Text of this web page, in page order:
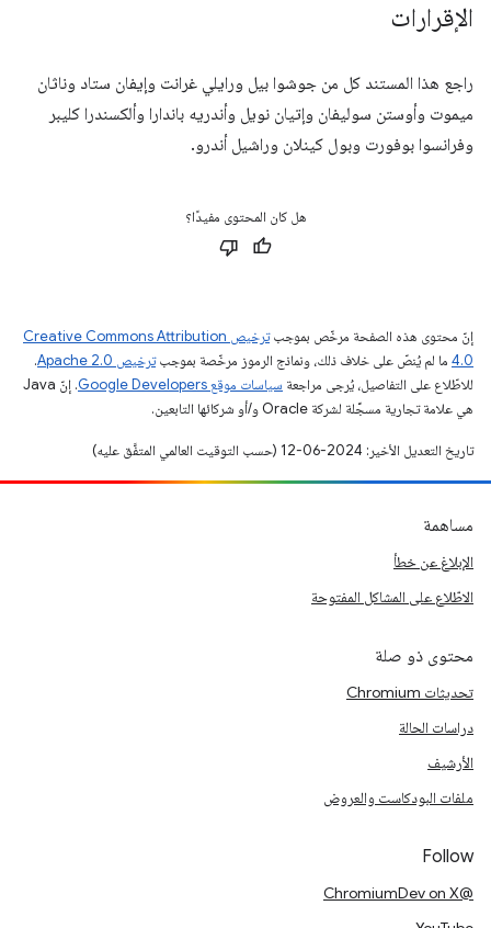
الإقرارات
راجع هذا المستند كل من جوشوا بيل ورايلي غرانت وإيفان ستاد وناثان
ميموت وأوستن سوليفان وإتيان نويل وأندريه باندارا وألكسندرا كليبر
وفرانسوا بوفورت وبول كينلان وراشيل أندرو.
هل كان المحتوى مفيدًا؟
إنّ محتوى هذه الصفحة مرخّص بموجب
ترخيص Creative Commons Attribution
4.0‏ ما لم يُنصّ على خلاف ذلك، ونماذج الرموز مرخّصة بموجبترخيص Apache 2.0‏
.
للاطّلاع على التفاصيل، يُرجى مراجعة سياسات موقع Google Developers‏
. إنّ Java
هي علامة تجارية مسجَّلة لشركة Oracle و/أو شركائها التابعين.
تاريخ التعديل الأخير: 2024-06-12 (حسب التوقيت العالمي المتفَّق عليه)
مساهمة
الإبلاغ عن خطأ
الاطّلاع على المشاكل المفتوحة
محتوى ذو صلة
تحديثات Chromium
دراسات الحالة
الأرشيف
ملفات البودكاست والعروض
Follow
@ChromiumDev on X